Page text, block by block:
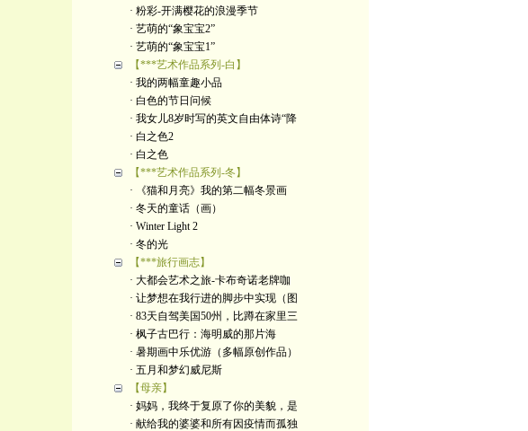
· 粉彩-开满樱花的浪漫季节
· 艺萌的“象宝宝2”
· 艺萌的“象宝宝1”
【***艺术作品系列-白】
· 我的两幅童趣小品
· 白色的节日问候
· 我女儿8岁时写的英文自由体诗“降
· 白之色2
· 白之色
【***艺术作品系列-冬】
· 《猫和月亮》我的第二幅冬景画
· 冬天的童话（画）
· Winter Light 2
· 冬的光
【***旅行画志】
· 大都会艺术之旅-卡布奇诺老牌咖
· 让梦想在我行进的脚步中实现（图
· 83天自驾美国50州，比蹲在家里三
· 枫子古巴行：海明威的那片海
· 暑期画中乐优游（多幅原创作品）
· 五月和梦幻威尼斯
【母亲】
· 妈妈，我终于复原了你的美貌，是
· 献给我的婆婆和所有因疫情而孤独